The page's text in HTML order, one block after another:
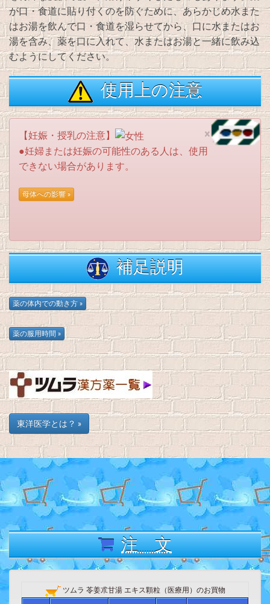
が口・食道に貼り付くのを防ぐために、あらかじめ水また
はお湯を飲んで口・食道を湿らせてから、口に水またはお
湯を含み、薬を口に入れて、水またはお湯と一緒に飲み込
むようにしてください。
使用上の注意
×
【妊娠・授乳の注意】
●妊婦または妊娠の可能性のある人は、使用
できない場合があります。
補足説明
東洋医学とは？ »
注 文
ツムラ 苓姜朮甘湯 エキス顆粒（医療用）のお買物